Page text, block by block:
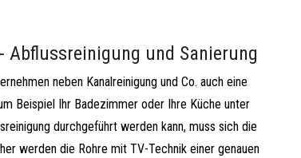
Abflussreinigung und Sanierung
neben Kanalreinigung und Co. auch eine
Beispiel Ihr Badezimmer oder Ihre Küche unter
durchgeführt werden kann, muss sich die
werden die Rohre mit TV-Technik einer genauen